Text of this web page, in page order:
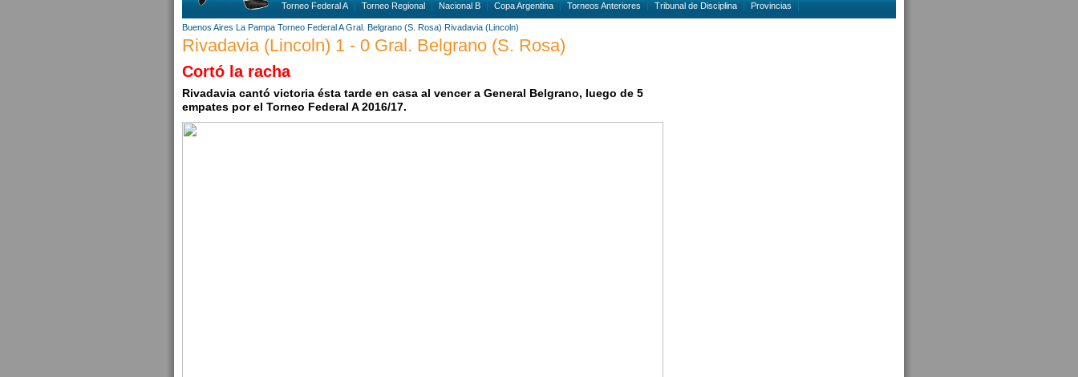
Torneo Federal A Torneo Regional Nacional B Copa Argentina Torneos Anteriores Tribunal de Disciplina Provincias
Buenos Aires La Pampa Torneo Federal A Gral. Belgrano (S. Rosa) Rivadavia (Lincoln)
Rivadavia (Lincoln) 1 - 0 Gral. Belgrano (S. Rosa)
Cortó la racha
Rivadavia cantó victoria ésta tarde en casa al vencer a General Belgrano, luego de 5
empates por el Torneo Federal A 2016/17.